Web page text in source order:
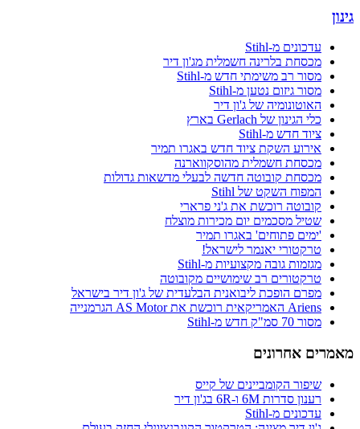
גינון
עדכונים מ-Stihl
מכסחת בלרינה חשמלית מג'ון דיר
מסור רב משימתי חדש מ-Stihl
מסור גיזום נטען מ-Stihl
האוטונומיה של ג'ון דיר
כלי הגינון של Gerlach בארץ
ציוד חדש מ-Stihl
אירוע השקת ציוד חדש באגרו תמיר
מכסחת חשמלית מהוסקווארנה
מכסחת קובוטה חדשה לבעלי מדשאות גדולות
המפוח השקט של Stihl
קובוטה רוכשת את ג'ני פרארי
שטיל מסכמים יום מכירות מוצלח
'ימים פתוחים' באגרו תמיר
טרקטורי יאנמר לישראל!
מגזמות גובה מקצועיות מ-Stihl
טרקטורים רב שימושיים מקובוטה
מפרם הופכת ליבואנית הבלעדית של ג'ון דיר בישראל
Ariens האמריקאית רוכשת את AS Motor הגרמנייה
מסור 70 סמ"ק חדש מ-Stihl
מאמרים אחרונים
שיפור הקומביינים של קייס
רענון סדרות 6M ו-6R בג'ון דיר
עדכונים מ-Stihl